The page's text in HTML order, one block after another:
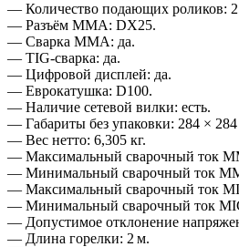
— Количество подающих роликов:
— Разъём ММА: DX25.
— Сварка ММА: да.
— TIG‑сварка: да.
— Цифровой дисплей: да.
— Еврокатушка: D100.
— Наличие сетевой вилки: есть.
— Габариты без упаковки: 284 ×
— Вес нетто: 6,305 кг.
— Максимальный сварочный ток
— Минимальный сварочный ток
— Максимальный сварочный ток
— Минимальный сварочный ток
— Допустимое отклонение
— Длина горелки: 2 м.